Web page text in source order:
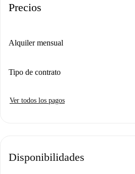
Precios
Alquiler mensual
Tipo de contrato
Ver todos los pagos
Disponibilidades